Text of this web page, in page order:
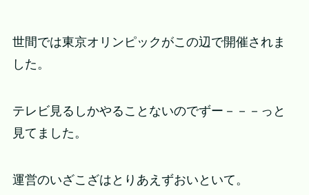
世間では東京オリンピックがこの辺で開催されま
した。
テレビ見るしかやることないのでずー－－－っと
見てました。
運営のいざこざはとりあえずおいといて。